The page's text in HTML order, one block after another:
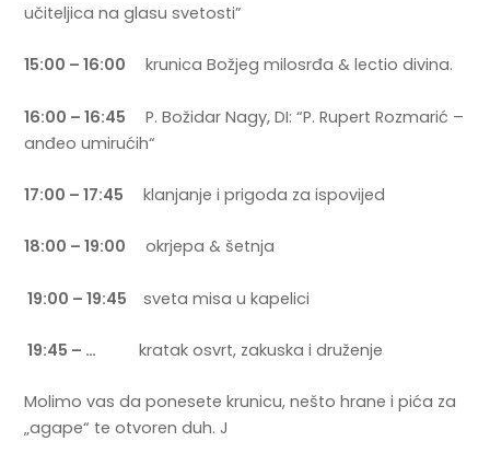
učiteljica na glasu svetosti”
15:00 – 16:00krunica Božjeg milosrđa & lectio divina.
16:00 – 16:45P. Božidar Nagy, DI: “P. Rupert Rozmarić –
anđeo umirućih“
17:00 – 17:45klanjanje i prigoda za ispovijed
18:00 – 19:00okrjepa & šetnja
19:00 – 19:45sveta misa u kapelici
19:45 – …kratak osvrt, zakuska i druženje
Molimo vas da ponesete krunicu, nešto hrane i pića za
„agape“ te otvoren duh. J